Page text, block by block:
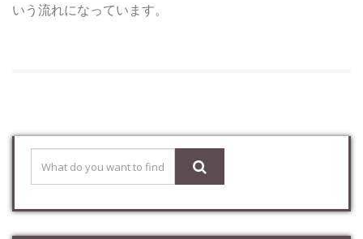
いう流れになっています。